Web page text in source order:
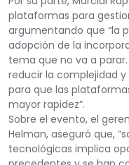
plataformas para
argumentando que “la
adopción de la
tema que no va a
reducir la complejidad
para que las
mayor rapidez”.
Sobre el evento, el
Helman, aseguró que,
tecnológicas implica